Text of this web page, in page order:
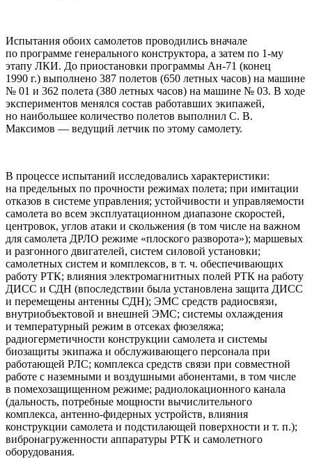
Испытания обоих самолетов проводились вначале
по программе генерального конструктора, а затем по 1-му
этапу ЛКИ. До приостановки программы Ан-71 (конец
1990 г.) выполнено 387 полетов (650 летных часов) на машине
№ 01 и 362 полета (380 летных часов) на машине № 03. В ходе
экспериментов менялся состав работавших экипажей,
но наибольшее количество полетов выполнил С. В.
Максимов — ведущий летчик по этому самолету.
В процессе испытаний исследовались характеристики:
на предельных по прочности режимах полета; при имитации
отказов в системе управления; устойчивости и управляемости
самолета во всем эксплуатационном диапазоне скоростей,
центровок, углов атаки и скольжения (в том числе на важном
для самолета ДРЛО режиме «плоского разворота»); маршевых
и разгонного двигателей, систем силовой установки;
самолетных систем и комплексов, в т. ч. обеспечивающих
работу РТК; влияния электромагнитных полей РТК на работу
ДИСС и СДН (впоследствии была установлена защита ДИСС
и перемещены антенны СДН); ЭМС cpeдств радиосвязи,
внутриобъектовой и внешней ЭМС; системы охлаждения
и температурный режим в отсеках фюзеляжа;
радиогерметичности конструкции самолета и системы
биозащиты экипажа и обслуживающего персонала при
работающей РЛС; комплекса средств связи при совместной
работе с наземными и воздушными абонентами, в том числе
в помехозащищенном режиме; радиолокационного канала
(дальность, потребные мощности вычислительного
комплекса, антенно-фидерных устройств, влияния
конструкции самолета и подстилающей поверхности и т. п.);
вибронагруженности аппаратуры РТК и самолетного
оборудования.